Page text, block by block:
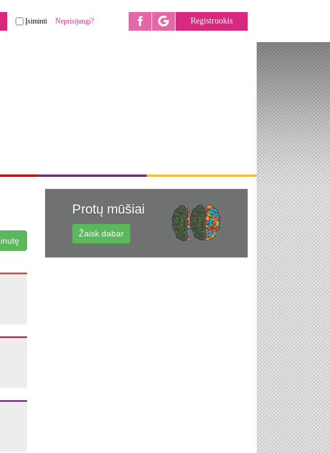
Įsiminti Neprisijungi? Registruokis
Protų mūšiai
Žaisk dabar